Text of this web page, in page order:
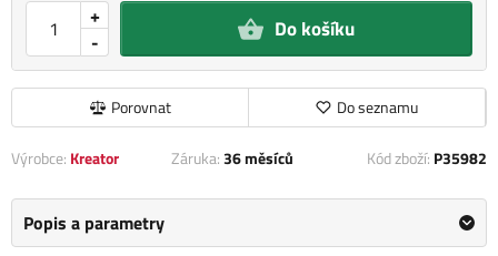
-
+ Do košíku
Porovnat Do seznamu
Výrobce: Kreator Záruka:36 měsíců Kód zboží: P35982
Popis a parametry